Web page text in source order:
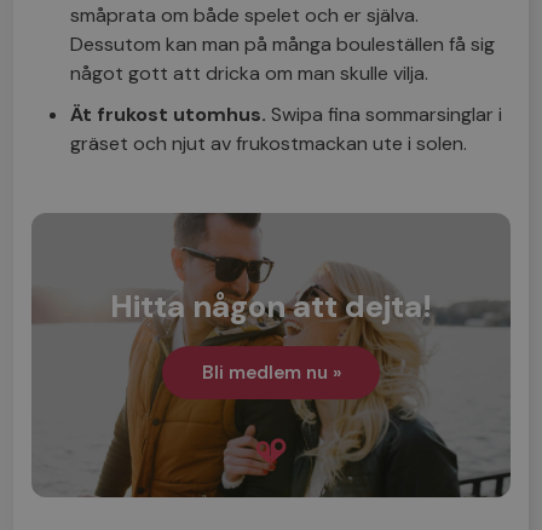
småprata om både spelet och er själva.
Dessutom kan man på många bouleställen få sig
något gott att dricka om man skulle vilja.
Ät frukost utomhus. Swipa fina sommarsinglar i
gräset och njut av frukostmackan ute i solen.
Hitta någon att dejta!
Bli medlem nu »